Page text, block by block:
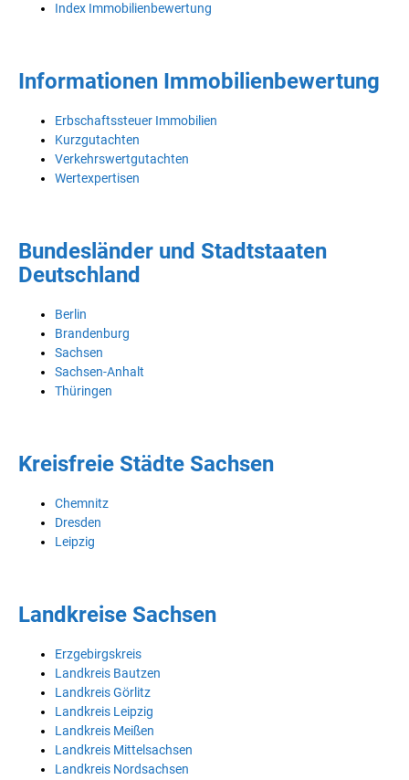
Index Immobilienbewertung
Informationen Immobilienbewertung
Erbschaftssteuer Immobilien
Kurzgutachten
Verkehrswertgutachten
Wertexpertisen
Bundesländer und Stadtstaaten
Deutschland
Berlin
Brandenburg
Sachsen
Sachsen-Anhalt
Thüringen
Kreisfreie Städte Sachsen
Chemnitz
Dresden
Leipzig
Landkreise Sachsen
Erzgebirgskreis
Landkreis Bautzen
Landkreis Görlitz
Landkreis Leipzig
Landkreis Meißen
Landkreis Mittelsachsen
Landkreis Nordsachsen